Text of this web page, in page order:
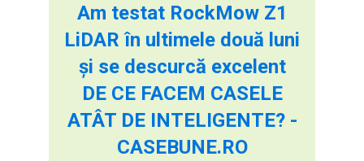
Am testat RockMow Z1
LiDAR în ultimele două luni
și se descurcă excelent
DE CE FACEM CASELE
ATÂT DE INTELIGENTE? -
CASEBUNE.RO